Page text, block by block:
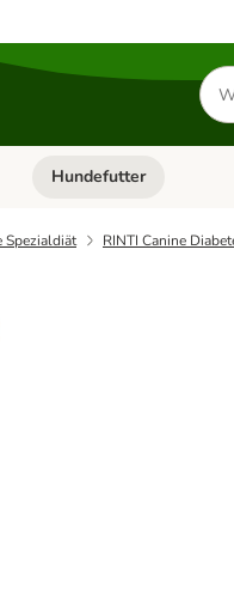
Katzenfutter
Kategorie-Menü öffnen:
Hundefutter
Spezialdiät RINTI Canine